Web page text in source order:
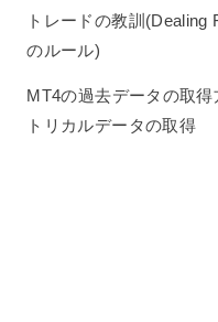
トレードの教訓(Dealing
のルール)
MT4の過去データの取得
トリカルデータの取得